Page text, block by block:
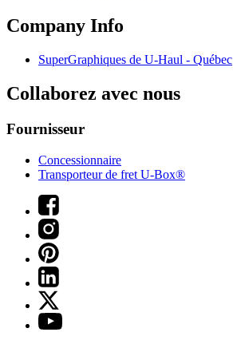
Company Info
SuperGraphiques de U-Haul - Québec
Collaborez avec nous
Fournisseur
Concessionnaire
Transporteur de fret U-Box®